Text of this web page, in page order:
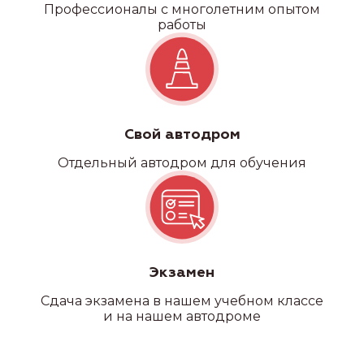
Профессионалы с многолетним опытом
работы
Свой автодром
Отдельный автодром для обучения
Экзамен
Сдача экзамена в нашем учебном классе
и на нашем автодроме